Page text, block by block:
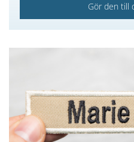
Gör den till